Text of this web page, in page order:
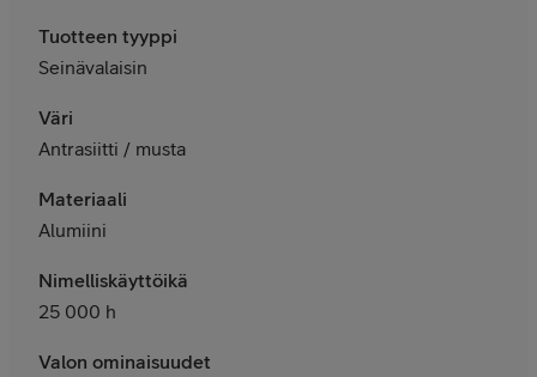
Tuotteen tyyppi
Seinävalaisin
Väri
Antrasiitti / musta
Materiaali
Alumiini
Nimelliskäyttöikä
25 000 h
Valon ominaisuudet